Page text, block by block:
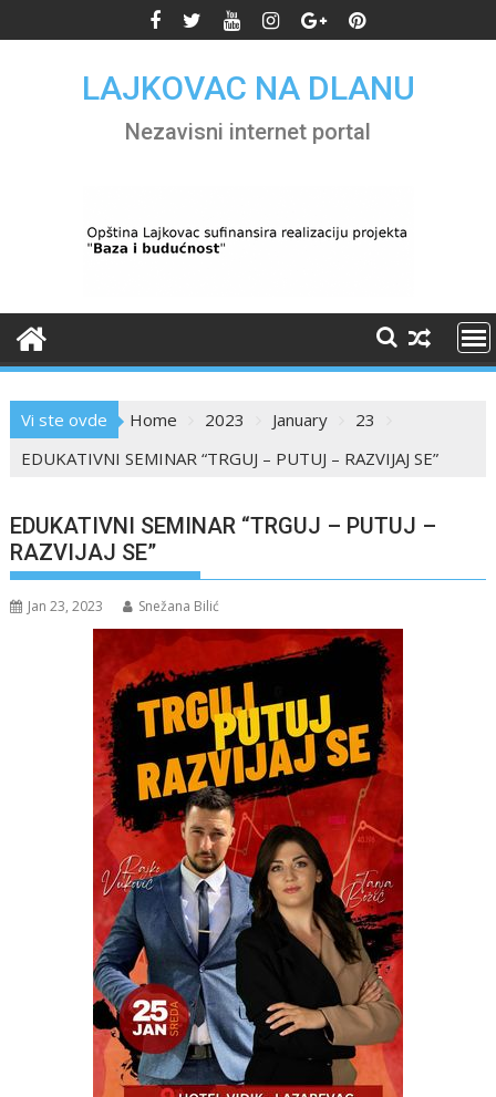
to
LAJKOVAC NA DLANU
Nezavisni internet portal
Vi ste ovde Home 2023 January
23
EDUKATIVNI SEMINAR “TRGUJ – PUTUJ – RAZVIJAJ SE”
EDUKATIVNI SEMINAR “TRGUJ – PUTUJ –
RAZVIJAJ SE”
Jan 23, 2023 Snežana Bilić